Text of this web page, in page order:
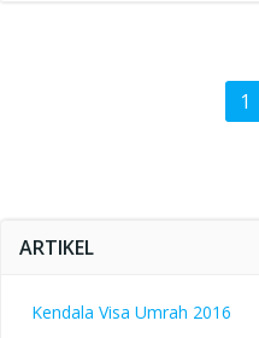
1
ARTIKEL
Kendala Visa Umrah 2016